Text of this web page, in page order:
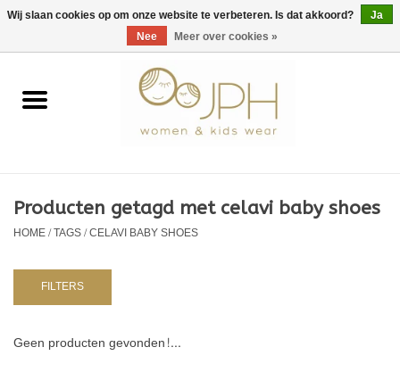
EUR/GBP/USD 0 Artikelen - €0,00
Home
Kids
NURSERY / TABLEWARE
Producten getagd met celavi baby shoes
HOME/TAGS/CELAVI BABY SHOES
FILTERS
Geen producten gevonden!...
Wij slaan cookies op om onze website te verbeteren. Is dat akkoord?
Ja
Nee
Meer over cookies »